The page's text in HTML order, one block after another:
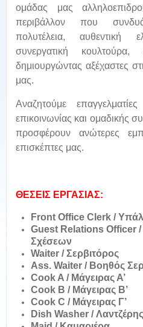
ομάδας μας
περιβάλλον που
πολυτέλεια, αυθεντική
συνεργατική κουλτούρα,
δημιουργώντας αξέχαστες
μας.
Αναζητούμε
επικοινωνίας και ομαδικής
προσφέρουν ανώτερες
επισκέπτες μας.
ΘΕΣΕΙΣ ΕΡΓΑΣΙΑΣ:
Front Office Clerk /
Guest Relations Officer
Σχέσεων
Waiter / Σερβιτόρος
Ass. Waiter / Βοηθός
Cook A / Μάγειρας Α’
Cook B / Μάγειρας Β’
Cook C / Μάγειρας Γ’
Dish Washer / Λαντζέρης